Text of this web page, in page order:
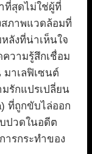
ที่สุดไม่ใช่ผู้ที่
ภาพแวดล้อมที่
ลังที่น่าเห็นใจ
วามรู้สึกเชื่อม
มาเลฟิเซนต์
รักแปรเปลี่ยน
ที่ถูกขับไล่ออก
ปวดในอดีต
ารกระทำของ